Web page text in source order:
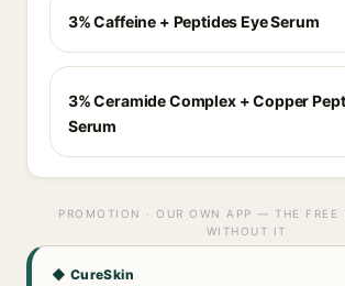
3% Caffeine + Peptides Eye Serum
3% Ceramide Complex + Copper
Serum
PROMOTION · OUR OWN APP — THE FREE
WITHOUT IT
◆ CureSkin